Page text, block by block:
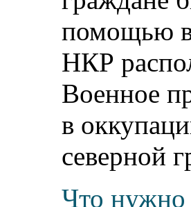
помощью в
НКР
Военное
в
северной
Что нужно